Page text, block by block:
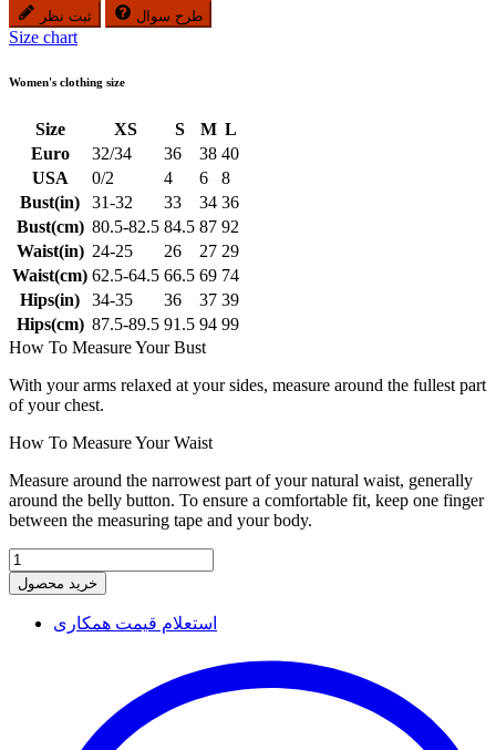
ثبت نظر طرح سوال
Size chart
Women's clothing size
Size XS S M L
Euro
32/34 36 38 40
USA
0/2 4 6
8
Bust(in)
31-32 33 34 36
Bust(cm) 80.5-82.5 84.5 87 92
Waist(in) 24-25 26 27 29
Waist(cm) 62.5-64.5 66.5 69 74
Hips(in)
34-35 36 37 39
Hips(cm) 87.5-89.5 91.5 94 99
How To Measure Your Bust
With your arms relaxed at your sides, measure around the fullest part
of your chest.
How To Measure Your Waist
Measure around the narrowest part of your natural waist, generally
around the belly button. To ensure a comfortable fit, keep one finger
between the measuring tape and your body.
خرید محصول
استعلام قیمت همکاری